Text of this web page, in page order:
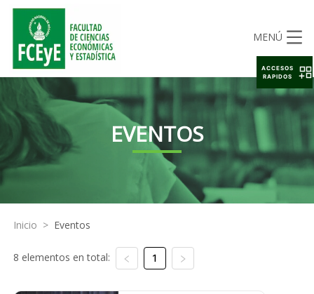
MENÚ
EVENTOS
Inicio > Eventos
8 elementos en total: 1
ACCESOS
RAPIDOS